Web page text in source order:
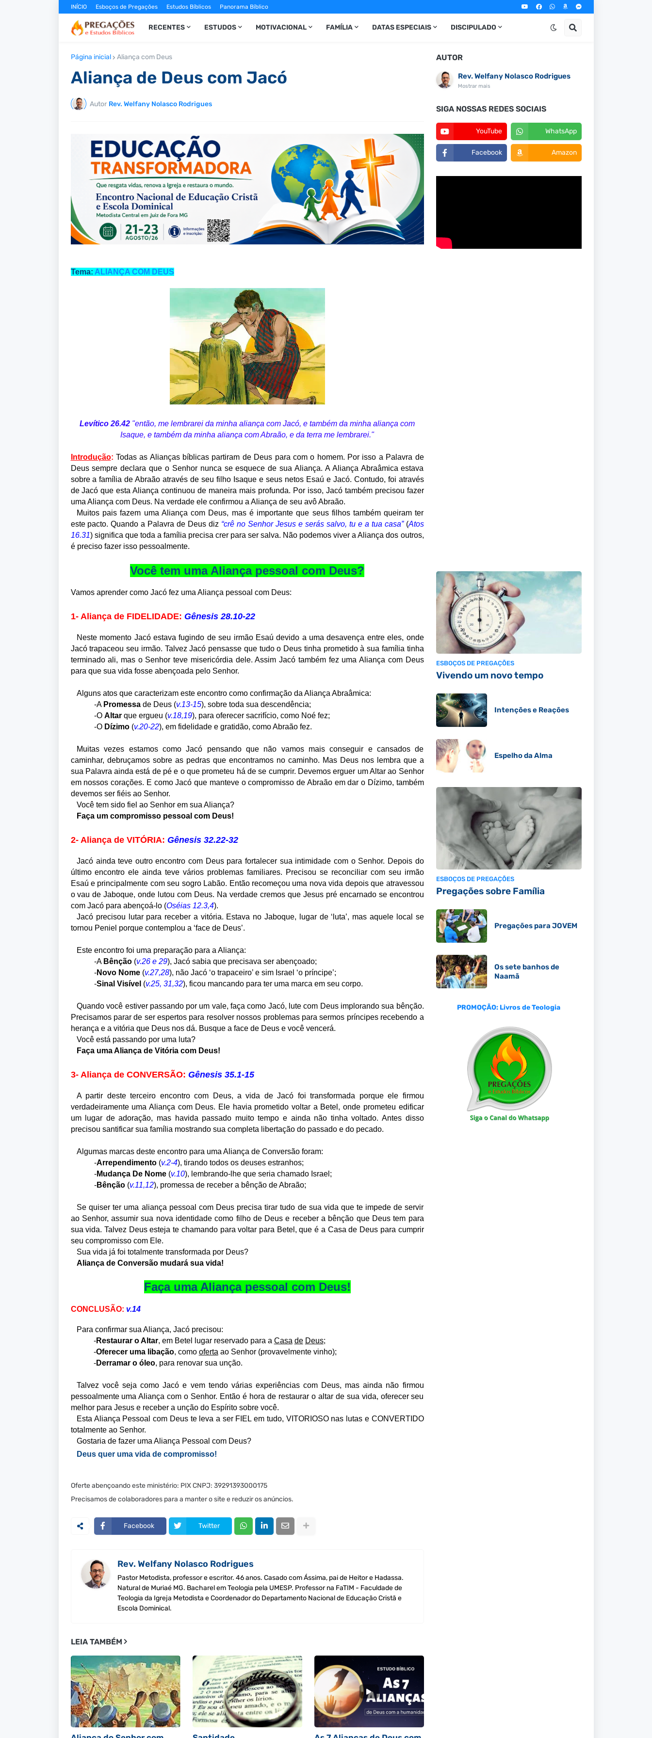
INÍCIO Esboços de Pregações Estudos Bíblicos Panorama Bíblico
RECENTES ESTUDOS MOTIVACIONAL FAMÍLIA DATAS ESPECIAIS DISCIPULADO
Página inicial Aliança com Deus
Aliança de Deus com Jacó
Autor Rev. Welfany Nolasco Rodrigues
Tema: ALIANÇA COM DEUS
Levítico 26.42 "então, me lembrarei da minha aliança com Jacó, e também da minha aliança com
Isaque, e também da minha aliança com Abraão, e da terra me lembrarei."
Introdução: Todas as Alianças bíblicas partiram de Deus para com o homem. Por isso a Palavra de
Deus sempre declara que o Senhor nunca se esquece de sua Aliança. A Aliança Abraâmica estava
sobre a família de Abraão através de seu filho Isaque e seus netos Esaú e Jacó. Contudo, foi através
de Jacó que esta Aliança continuou de maneira mais profunda. Por isso, Jacó também precisou fazer
uma Aliança com Deus. Na verdade ele confirmou a Aliança de seu avô Abraão.
Muitos pais fazem uma Aliança com Deus, mas é importante que seus filhos também queiram ter
este pacto. Quando a Palavra de Deus diz “crê no Senhor Jesus e serás salvo, tu e a tua casa”(Atos
16.31) significa que toda a família precisa crer para ser salva. Não podemos viver a Aliança dos outros,
é preciso fazer isso pessoalmente.
Você tem uma Aliança pessoal com Deus?
Vamos aprender como Jacó fez uma Aliança pessoal com Deus:
1- Aliança de FIDELIDADE: Gênesis 28.10-22
Neste momento Jacó estava fugindo de seu irmão Esaú devido a uma desavença entre eles, onde
Jacó trapaceou seu irmão. Talvez Jacó pensasse que tudo o Deus tinha prometido à sua família tinha
terminado ali, mas o Senhor teve misericórdia dele. Assim Jacó também fez uma Aliança com Deus
para que sua vida fosse abençoada pelo Senhor.
Alguns atos que caracterizam este encontro como confirmação da Aliança Abraâmica:
-A Promessade Deus (v.13-15), sobre toda sua descendência;
-O Altarque ergueu (v.18,19), para oferecer sacrifício, como Noé fez;
-O Dízimo(v.20-22), em fidelidade e gratidão, como Abraão fez.
Muitas vezes estamos como Jacó pensando que não vamos mais conseguir e cansados de
caminhar, debruçamos sobre as pedras que encontramos no caminho. Mas Deus nos lembra que a
sua Palavra ainda está de pé e o que prometeu há de se cumprir. Devemos erguer um Altar ao Senhor
em nossos corações. E como Jacó que manteve o compromisso de Abraão em dar o Dízimo, também
devemos ser fiéis ao Senhor.
Você tem sido fiel ao Senhor em sua Aliança?
Faça um compromisso pessoal com Deus!
2- Aliança de VITÓRIA: Gênesis 32.22-32
Jacó ainda teve outro encontro com Deus para fortalecer sua intimidade com o Senhor. Depois do
último encontro ele ainda teve vários problemas familiares. Precisou se reconciliar com seu irmão
Esaú e principalmente com seu sogro Labão. Então recomeçou uma nova vida depois que atravessou
o vau de Jaboque, onde lutou com Deus. Na verdade cremos que Jesus pré encarnado se encontrou
com Jacó para abençoá-lo (Oséias 12.3,4).
Jacó precisou lutar para receber a vitória. Estava no Jaboque, lugar de ‘luta’, mas aquele local se
tornou Peniel porque contemplou a ‘face de Deus’.
Este encontro foi uma preparação para a Aliança:
-A Bênção(v.26 e 29), Jacó sabia que precisava ser abençoado;
-Novo Nome(v.27,28), não Jacó ‘o trapaceiro’ e sim Israel ‘o príncipe’;
-Sinal Visível (v.25, 31,32), ficou mancando para ter uma marca em seu corpo.
Quando você estiver passando por um vale, faça como Jacó, lute com Deus implorando sua bênção.
Precisamos parar de ser espertos para resolver nossos problemas para sermos príncipes recebendo a
herança e a vitória que Deus nos dá. Busque a face de Deus e você vencerá.
Você está passando por uma luta?
Faça uma Aliança de Vitória com Deus!
3- Aliança de CONVERSÃO: Gênesis 35.1-15
A partir deste terceiro encontro com Deus, a vida de Jacó foi transformada porque ele firmou
verdadeiramente uma Aliança com Deus. Ele havia prometido voltar a Betel, onde prometeu edificar
um lugar de adoração, mas havida passado muito tempo e ainda não tinha voltado. Antes disso
precisou santificar sua família mostrando sua completa libertação do passado e do pecado.
Algumas marcas deste encontro para uma Aliança de Conversão foram:
-Arrependimento(v.2-4), tirando todos os deuses estranhos;
-Mudança De Nome(v.10), lembrando-lhe que seria chamado Israel;
-Bênção(v.11,12), promessa de receber a bênção de Abraão;
Se quiser ter uma aliança pessoal com Deus precisa tirar tudo de sua vida que te impede de servir
ao Senhor, assumir sua nova identidade como filho de Deus e receber a bênção que Deus tem para
sua vida. Talvez Deus esteja te chamando para voltar para Betel, que é a Casa de Deus para cumprir
seu compromisso com Ele.
Sua vida já foi totalmente transformada por Deus?
Aliança de Conversão mudará sua vida!
Faça uma Aliança pessoal com Deus!
CONCLUSÃO: v.14
Para confirmar sua Aliança, Jacó precisou:
-Restaurar o Altar, em Betel lugar reservado para a Casa de Deus;
-Oferecer uma libação, como oferta ao Senhor (provavelmente vinho);
-Derramar o óleo, para renovar sua unção.
Talvez você seja como Jacó e vem tendo várias experiências com Deus, mas ainda não firmou
pessoalmente uma Aliança com o Senhor. Então é hora de restaurar o altar de sua vida, oferecer seu
melhor para Jesus e receber a unção do Espírito sobre você.
Esta Aliança Pessoal com Deus te leva a ser FIEL em tudo, VITORIOSO nas lutas e CONVERTIDO
totalmente ao Senhor.
Gostaria de fazer uma Aliança Pessoal com Deus?
Deus quer uma vida de compromisso!
Oferte abençoando este ministério: PIX CNPJ: 39291393000175
Precisamos de colaboradores para a manter o site e reduzir os anúncios.
Facebook Twitter
Rev. Welfany Nolasco Rodrigues
Pastor Metodista, professor e escritor. 46 anos. Casado com Ássima, pai de Heitor e Hadassa.
Natural de Muriaé MG. Bacharel em Teologia pela UMESP. Professor na FaTIM - Faculdade de
Teologia da Igreja Metodista e Coordenador do Departamento Nacional de Educação Cristã e
Escola Dominical.
LEIA TAMBÉM
AUTOR
Rev. Welfany Nolasco Rodrigues
Mostrar mais
SIGA NOSSAS REDES SOCIAIS
YouTube WhatsApp
Facebook Amazon
ESBOÇOS DE PREGAÇÕES
Vivendo um novo tempo
Intenções e Reações
Espelho da Alma
ESBOÇOS DE PREGAÇÕES
Pregações sobre Família
Pregações para JOVEM
Os sete banhos de
Naamã
PROMOÇÃO: Livros de Teologia